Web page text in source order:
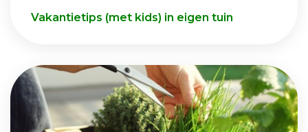
Vakantietips (met kids) in eigen tuin